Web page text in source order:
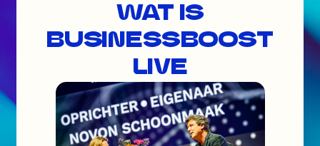
WAT IS
BUSINESSBOOST
LIVE